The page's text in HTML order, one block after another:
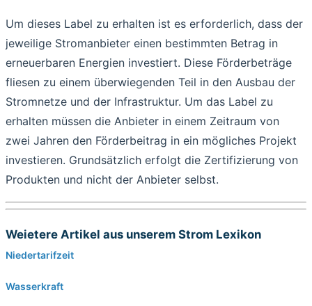
Um dieses Label zu erhalten ist es erforderlich, dass der
jeweilige Stromanbieter einen bestimmten Betrag in
erneuerbaren Energien investiert. Diese Förderbeträge
fliesen zu einem überwiegenden Teil in den Ausbau der
Stromnetze und der Infrastruktur. Um das Label zu
erhalten müssen die Anbieter in einem Zeitraum von
zwei Jahren den Förderbeitrag in ein mögliches Projekt
investieren. Grundsätzlich erfolgt die Zertifizierung von
Produkten und nicht der Anbieter selbst.
Weietere Artikel aus unserem Strom Lexikon
Niedertarifzeit
Wasserkraft